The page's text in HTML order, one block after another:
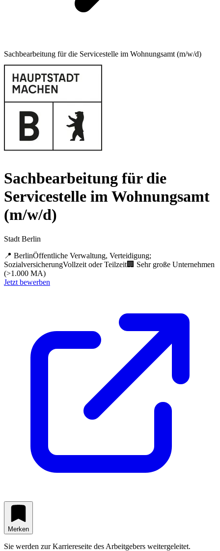
Sachbearbeitung für die Servicestelle im Wohnungsamt (m/w/d)
Sachbearbeitung für die
Servicestelle im Wohnungsamt
(m/w/d)
Stadt Berlin
📍 BerlinÖffentliche Verwaltung, Verteidigung;
SozialversicherungVollzeit oder Teilzeit🏢 Sehr große Unternehmen
(>1.000 MA)
Jetzt bewerben
Merken
Sie werden zur Karriereseite des Arbeitgebers weitergeleitet.